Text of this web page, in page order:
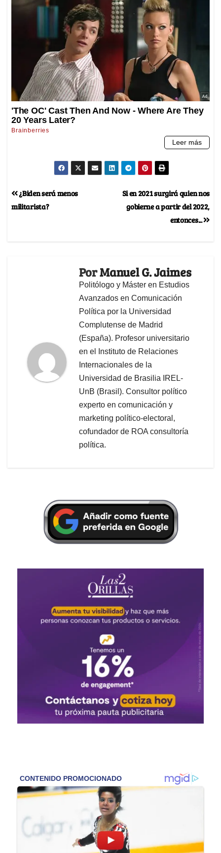
Si en 2021 surgirá quien nos
gobierne a partir del 2022,
entonces...
¿Biden será menos
militarista?
PorManuel G. Jaimes
Politólogo y Máster en Estudios
Avanzados en Comunicación
Política por la Universidad
Complutense de Madrid
(España). Profesor universitario
en el Instituto de Relaciones
Internacionales de la
Universidad de Brasilia IREL-
UnB (Brasil). Consultor político
experto en comunicación y
marketing político-electoral,
cofundador de ROA consultoría
política.